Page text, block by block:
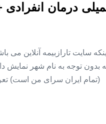
درمان
سایت تارازبیمه آنلاین می
توجه به نام شهر نمایش
(تمام ایران سرای من است)